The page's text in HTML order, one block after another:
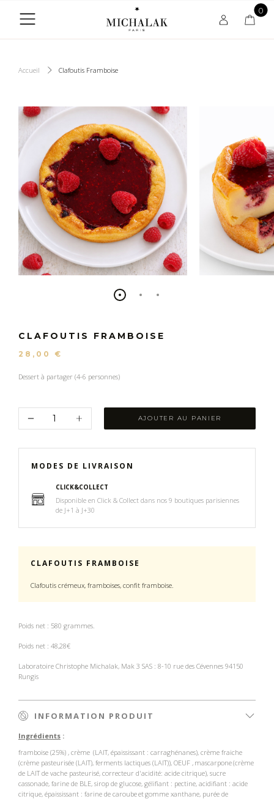
0
Accueil Clafoutis Framboise
CLAFOUTIS FRAMBOISE
28,00 €
Dessert à partager (4-6 personnes)
AJOUTER AU PANIER
MODES DE LIVRAISON
CLICK&COLLECT
Disponible en Click & Collect dans nos 9 boutiques parisiennes
de J+1 à J+30
CLAFOUTIS FRAMBOISE
Clafoutis crémeux, framboises, confit framboise.
Poids net : 580 grammes.
Poids net : 48,28€
Laboratoire Christophe Michalak, Mak 3 SAS : 8-10 rue des Cévennes 94150
Rungis
INFORMATION PRODUIT
Ingrédients :
framboise (25%) , crème (LAIT, épaississant : carraghénanes), crème fraiche
(crème pasteurisée (LAIT), ferments lactiques (LAIT)), OEUF , mascarpone(crème
de LAIT de vache pasteurisé, correcteur d'acidité: acide citrique), sucre
cassonade, farine de BLE, sirop de glucose, gélifiant : pectine, acidifiant : acide
citrique, épaississant : farine de caroubeetgomme xanthane, purée de